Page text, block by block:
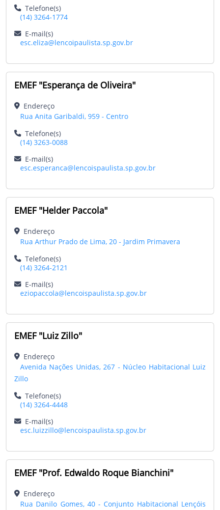
Telefone(s)
(14) 3264-1774
E-mail(s)
esc.eliza@lencoipaulista.sp.gov.br
EMEF "Esperança de Oliveira"
Endereço
Rua Anita Garibaldi, 959 - Centro
Telefone(s)
(14) 3263-0088
E-mail(s)
esc.esperanca@lencoispaulista.sp.gov.br
EMEF "Helder Paccola"
Endereço
Rua Arthur Prado de Lima, 20 - Jardim Primavera
Telefone(s)
(14) 3264-2121
E-mail(s)
eziopaccola@lencoispaulista.sp.gov.br
EMEF "Luiz Zillo"
Endereço
Avenida Nações Unidas, 267 - Núcleo Habitacional Luiz
Zillo
Telefone(s)
(14) 3264-4448
E-mail(s)
esc.luizzillo@lencoispaulista.sp.gov.br
EMEF "Prof. Edwaldo Roque Bianchini"
Endereço
Rua Danilo Gomes, 40 - Conjunto Habitacional Lençóis